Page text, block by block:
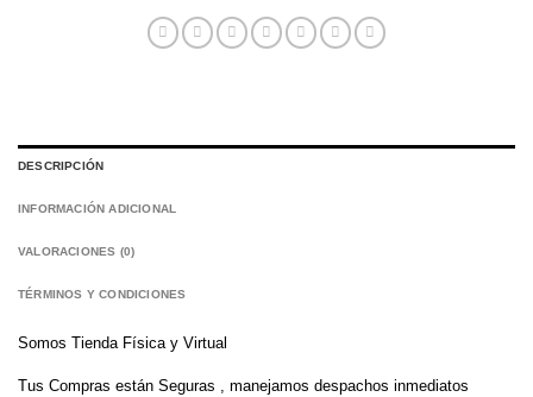
DESCRIPCIÓN
INFORMACIÓN ADICIONAL
VALORACIONES (0)
TÉRMINOS Y CONDICIONES
Somos Tienda Física y Virtual
Tus Compras están Seguras , manejamos despachos inmediatos